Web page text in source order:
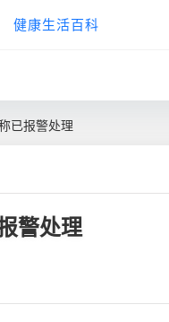
健康生活百科
已报警处理
警处理